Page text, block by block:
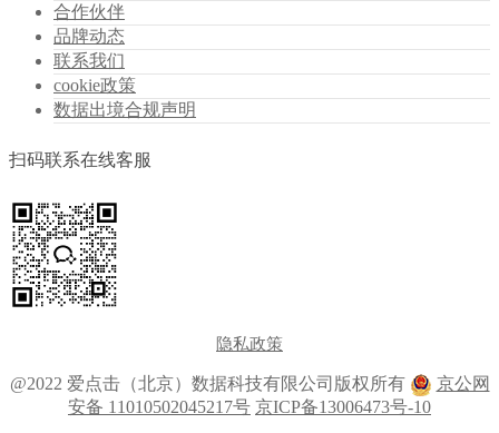
合作伙伴
品牌动态
联系我们
cookie政策
数据出境合规声明
扫码联系在线客服
隐私政策
@2022 爱点击（北京）数据科技有限公司版权所有
京公网
安备 11010502045217号 京ICP备13006473号-10